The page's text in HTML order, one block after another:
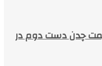
چدن دست دوم در